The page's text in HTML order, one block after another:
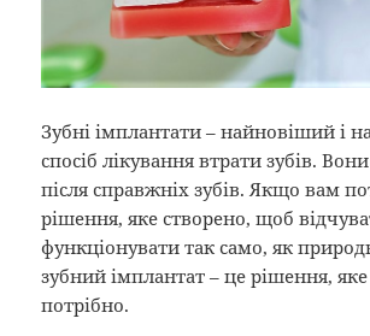
Зубні імплантати – найновіший і
спосіб лікування втрати зубів.
після справжніх зубів. Якщо вам
рішення, яке створено, щоб
функціонувати так само, як
зубний імплантат – це рішення,
потрібно.